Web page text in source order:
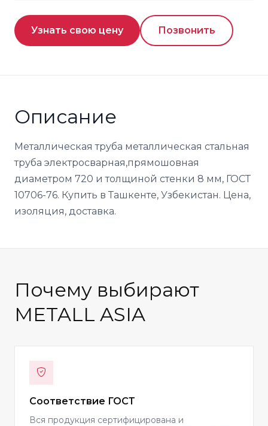
Узнать свою цену Позвонить
Описание
Металлическая труба металлическая стальная
труба электросварная,прямошовная
диаметром 720 и толщиной стенки 8 мм, ГОСТ
10706-76. Купить в Ташкенте, Узбекистан. Цена,
изоляция, доставка.
Почему выбирают
METALL ASIA
Соответствие ГОСТ
Вся продукция сертифицирована и